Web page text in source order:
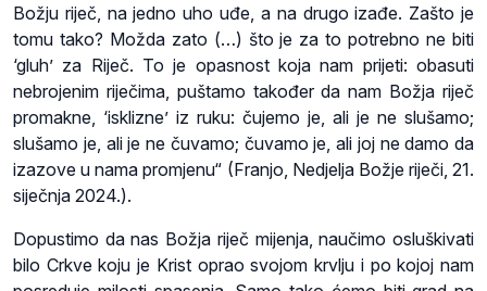
Božju riječ, na jedno uho uđe, a na drugo izađe. Zašto je
tomu tako? Možda zato (…) što je za to potrebno ne biti
‘gluh’ za Riječ. To je opasnost koja nam prijeti: obasuti
nebrojenim riječima, puštamo također da nam Božja riječ
promakne, ‘isklizne’ iz ruku: čujemo je, ali je ne slušamo;
slušamo je, ali je ne čuvamo; čuvamo je, ali joj ne damo da
izazove u nama promjenu“ (Franjo, Nedjelja Božje riječi, 21.
siječnja 2024.).
Dopustimo da nas Božja riječ mijenja, naučimo osluškivati
bilo Crkve koju je Krist oprao svojom krvlju i po kojoj nam